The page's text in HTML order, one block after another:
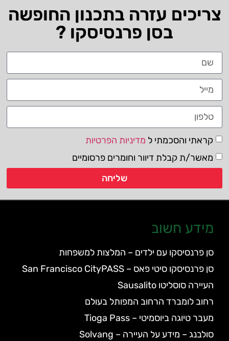
צריכים עזרה בתכנון החופשה
בסן פרנסיסקו ?
קראתי והסכמתי ל מדיניות הפרטיות
מאשר/ת קבלת דיוור וחומרים פרסומיים
שליחה
מידע חשוב
סן פרנסיסקו עם ילדים – המלצות למשפחות
סן פרנסיסקו סיטי פאס – San Francisco CityPASS
העיירה סוסליטו Sausalito
רחוב לומברד הרחוב המפותל בעולם
מעבר טיוגה ביוסמיטי – Tioga Pass
סולבנג – מידע על העיירה – Solvang